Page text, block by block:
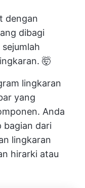
dengan
dibagi
🤯
lingkaran
yang
Anda
bagian dari
lingkaran
hirarki atau